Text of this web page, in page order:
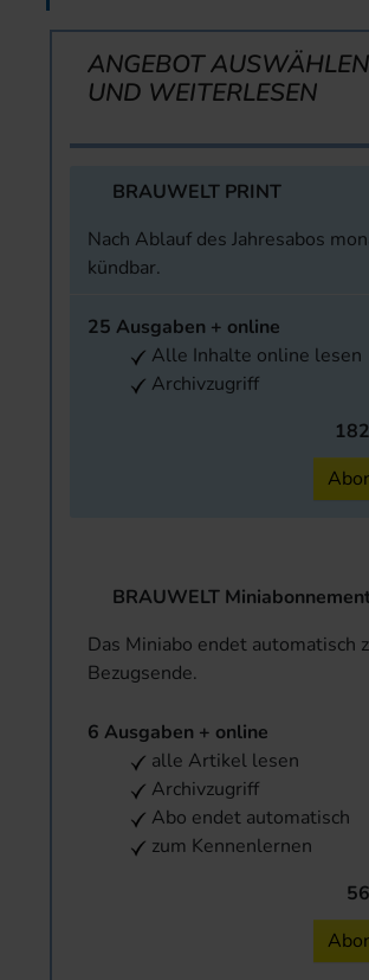
ANGEBOT AUSWÄHLEN
UND WEITERLESEN
BRAUWELT PRINT
Nach Ablauf des Jahresabos
kündbar.
25 Ausgaben + online
Alle Inhalte online lesen
Archivzugriff
BRAUWELT
Das Miniabo endet automatisch
Bezugsende.
6 Ausgaben + online
alle Artikel lesen
Archivzugriff
Abo endet automatisch
zum Kennenlernen